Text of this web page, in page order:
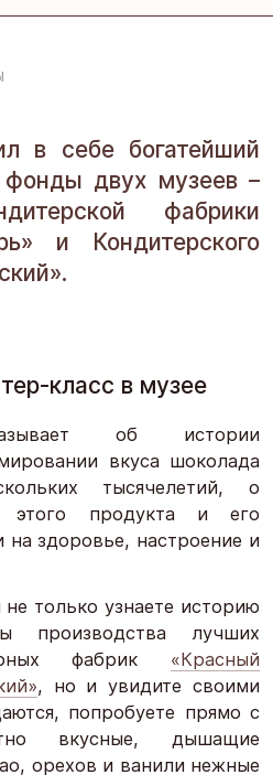
в себе богатейший
двух музеев –
фабрики
и Кондитерского
класс в музее
об истории
вкуса шоколада
тысячелетий, о
этого продукта и его
на здоровье, настроение и
только узнаете историю
производства лучших
фабрик «Красный
, но и увидите своими
попробуете прямо с
вкусные, дышащие
орехов и ванили нежные